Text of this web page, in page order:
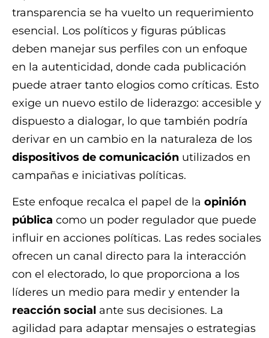
transparencia se ha vuelto un requerimiento
esencial. Los políticos y figuras públicas
deben manejar sus perfiles con un enfoque
en la autenticidad, donde cada publicación
puede atraer tanto elogios como críticas. Esto
exige un nuevo estilo de liderazgo: accesible y
dispuesto a dialogar, lo que también podría
derivar en un cambio en la naturaleza de los
dispositivos de comunicación utilizados en
campañas e iniciativas políticas.
Este enfoque recalca el papel de la opinión
pública como un poder regulador que puede
influir en acciones políticas. Las redes sociales
ofrecen un canal directo para la interacción
con el electorado, lo que proporciona a los
líderes un medio para medir y entender la
reacción social ante sus decisiones. La
agilidad para adaptar mensajes o estrategias